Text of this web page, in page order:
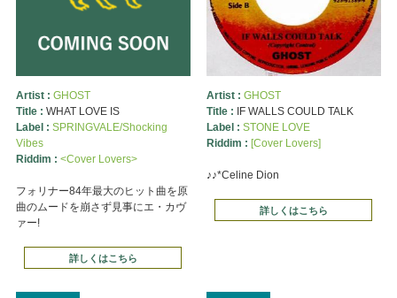
Artist : GHOST
Title : WHAT LOVE IS
Label : SPRINGVALE/Shocking
Vibes
Riddim : <Cover Lovers>
フォリナー84年最大のヒット曲を原
曲のムードを崩さず見事にエ・カヴ
ァー!
詳しくはこちら
Artist : GHOST
Title : IF WALLS COULD TALK
Label : STONE LOVE
Riddim : [Cover Lovers]
♪♪*Celine Dion
詳しくはこちら